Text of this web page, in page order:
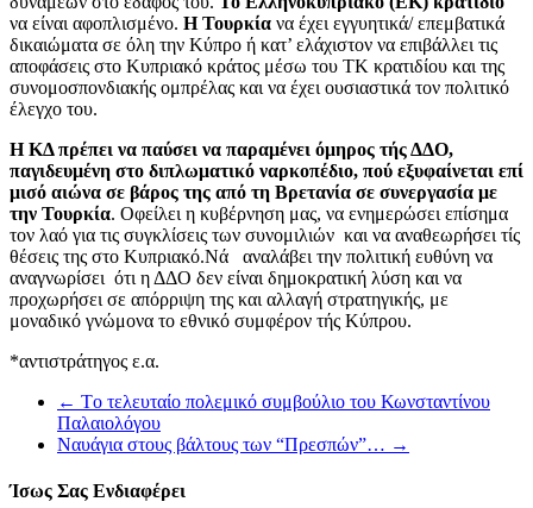
να είναι αφοπλισμένο. Η Τουρκία να έχει εγγυητικά/ επεμβατικά
δικαιώματα σε όλη την Κύπρο ή κατ’ ελάχιστον να επιβάλλει τις
αποφάσεις στο Κυπριακό κράτος μέσω του ΤΚ κρατιδίου και της
συνομοσπονδιακής ομπρέλας και να έχει ουσιαστικά τον πολιτικό
έλεγχο του.
Η ΚΔ πρέπει να παύσει να παραμένει όμηρος τής ΔΔΟ,
παγιδευμένη στο διπλωματικό ναρκοπέδιο, πού εξυφαίνεται επί
μισό αιώνα σε βάρος της από τη Βρετανία σε συνεργασία με
την Τουρκία. Οφείλει η κυβέρνηση μας, να ενημερώσει επίσημα
τον λαό για τις συγκλίσεις των συνομιλιών και να αναθεωρήσει τίς
θέσεις της στο Κυπριακό.Νά αναλάβει την πολιτική ευθύνη να
αναγνωρίσει ότι η ΔΔΟ δεν είναι δημοκρατική λύση και να
προχωρήσει σε απόρριψη της και αλλαγή στρατηγικής, με
μοναδικό γνώμονα το εθνικό συμφέρον τής Κύπρου.
*αντιστράτηγος ε.α.
← Τo τελευταίο πολεμικό συμβούλιο του Κωνσταντίνου
Παλαιολόγου
Ναυάγια στους βάλτους των “Πρεσπών”… →
Ίσως Σας Ενδιαφέρει